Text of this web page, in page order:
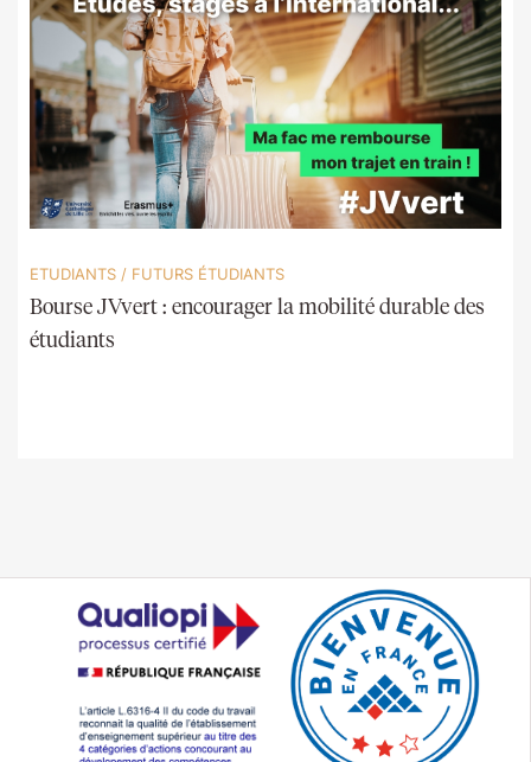
ETUDIANTS / FUTURS ÉTUDIANTS
Bourse JVvert : encourager la mobilité durable des
étudiants